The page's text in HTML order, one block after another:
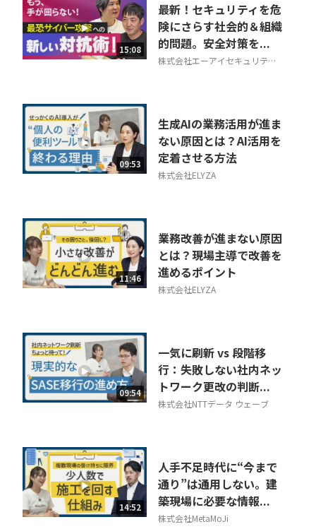
15:08
最新！セキュリティを危
険にさらす社会的＆組織
的問題。安全対策を...
株式会社エーアイセキュリティ
09:53
生成AIの業務活用が進ま
ない原因とは？AI活用を
定着させる方法
株式会社ELYZA
11:46
業務改善が進まない原因
とは？現場主導で改善を
進めるポイント
株式会社ELYZA
09:54
一気に刷新 vs 段階移
行：失敗しない社内ネッ
トワーク更改の判断...
株式会社NTTデータ ウェーブ
14:52
人手不足時代に“今まで
通り”は通用しない。建
築現場に必要な情報...
株式会社MetaMoJi